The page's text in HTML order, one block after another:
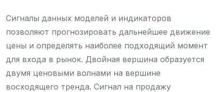
Сигналы данных моделей и индикаторов
позволяют прогнозировать дальнейшее движение
цены и определять наиболее подходящий момент
для входа в рынок. Двойная вершина образуется
двумя ценовыми волнами на вершине
восходящего тренда. Сигнал на продажу